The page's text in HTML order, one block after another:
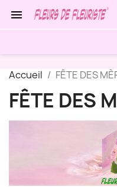

Accueil FÊTE DES
FÊTE DES